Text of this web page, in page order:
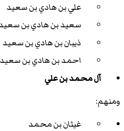
علي بن هادي بن سعيد
سعيد بن هادي بن
ذيبان بن هادي بن سعيد
احمد بن هادي بن سعيد
آل محمد بن علي
ومنهم:
غيثان بن محمد